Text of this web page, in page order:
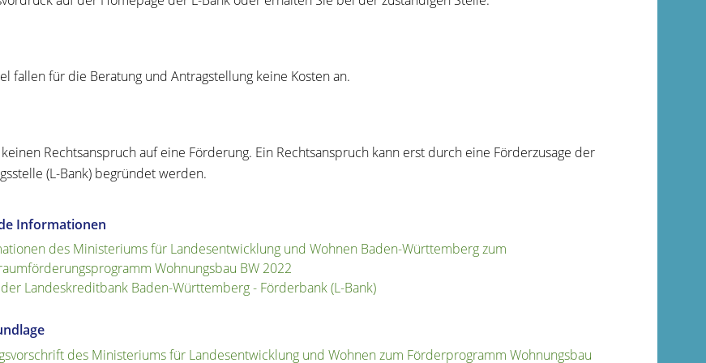
fallen für die Beratung und Antragstellung keine Kosten an.
Rechtsanspruch auf eine Förderung. Ein Rechtsanspruch kann erst durch eine Förderzusage der
(L-Bank) begründet werden.
Informationen
des Ministeriums für Landesentwicklung und Wohnen Baden-Württemberg zum
Wohnungsbau BW 2022
Landeskreditbank Baden-Württemberg - Förderbank (L-Bank)
des Ministeriums für Landesentwicklung und Wohnen zum Förderprogramm Wohnungsbau